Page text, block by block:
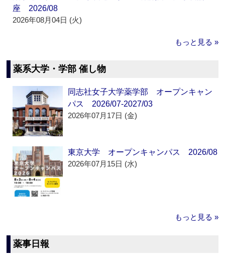
座 2026/08
2026年08月04日 (火)
もっと見る »
薬系大学・学部 催し物
同志社女子大学薬学部 オープンキャン
パス 2026/07-2027/03
2026年07月17日 (金)
東京大学 オープンキャンパス 2026/08
2026年07月15日 (水)
もっと見る »
薬事日報